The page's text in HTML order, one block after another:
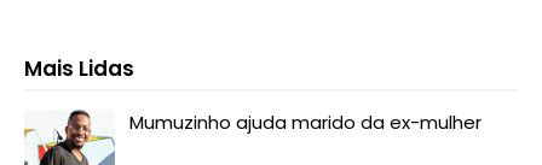
Mais Lidas
Mumuzinho ajuda marido da ex-mulher